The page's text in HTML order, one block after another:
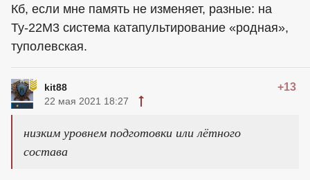
Кб, если мне память не изменяет, разные: на
Ту-22М3 система катапультирование «родная»,
туполевская.
kit88 +13
22 мая 2021 18:27
низким уровнем подготовки или лётного
состава